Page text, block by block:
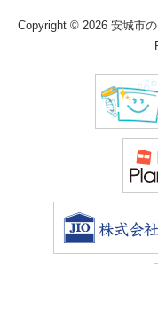
Copyright © 2026 安城市